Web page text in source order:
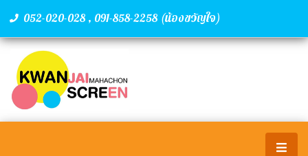
052-020-028 , 091-858-2258 (น้องขวัญใจ)